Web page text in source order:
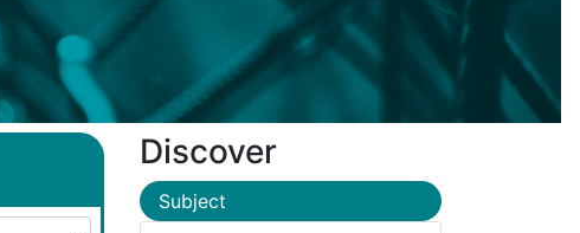
Discover
Subject